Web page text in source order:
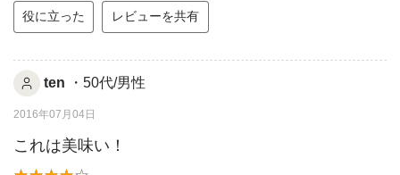
役に立った レビューを共有
ten ・50代/男性
2016年07月04日
これは美味い！